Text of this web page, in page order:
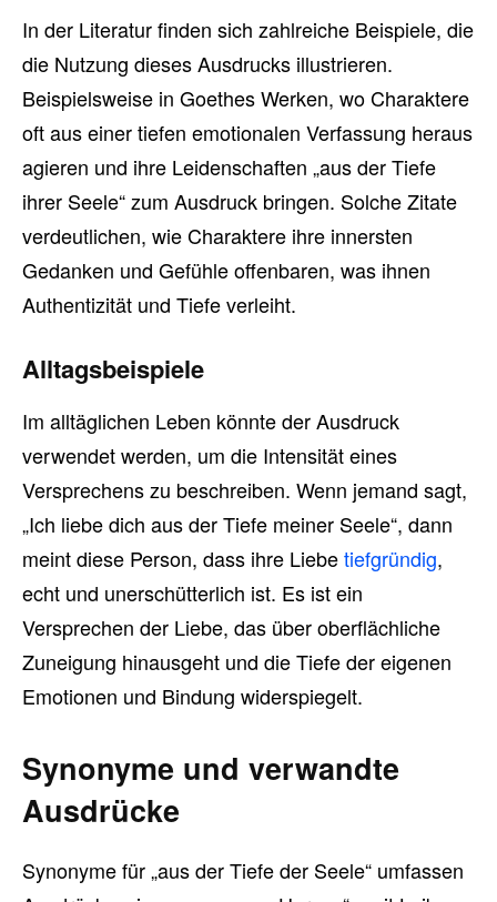
In der Literatur finden sich zahlreiche Beispiele, die
die Nutzung dieses Ausdrucks illustrieren.
Beispielsweise in Goethes Werken, wo Charaktere
oft aus einer tiefen emotionalen Verfassung heraus
agieren und ihre Leidenschaften „aus der Tiefe
ihrer Seele“ zum Ausdruck bringen. Solche Zitate
verdeutlichen, wie Charaktere ihre innersten
Gedanken und Gefühle offenbaren, was ihnen
Authentizität und Tiefe verleiht.
Alltagsbeispiele
Im alltäglichen Leben könnte der Ausdruck
verwendet werden, um die Intensität eines
Versprechens zu beschreiben. Wenn jemand sagt,
„Ich liebe dich aus der Tiefe meiner Seele“, dann
meint diese Person, dass ihre Liebetiefgründig,
echt und unerschütterlich ist. Es ist ein
Versprechen der Liebe, das über oberflächliche
Zuneigung hinausgeht und die Tiefe der eigenen
Emotionen und Bindung widerspiegelt.
Synonyme und verwandte
Ausdrücke
Synonyme für „aus der Tiefe der Seele“ umfassen